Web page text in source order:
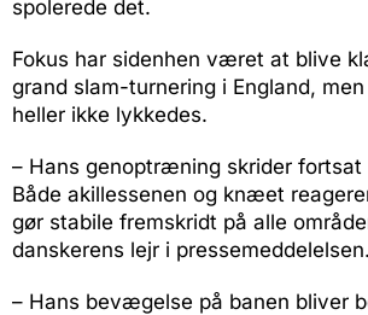
spolerede det.
Fokus har sidenhen været at blive
grand slam-turnering i England,
heller ikke lykkedes.
– Hans genoptræning skrider fortsat
Både akillessenen og knæet
gør stabile fremskridt på alle
danskerens lejr i pressemeddelelsen.
– Hans bevægelse på banen bliver